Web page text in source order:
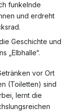
funkelnde
und erdreht
Geschichte und
„Elbhalle“.
vor Ort
(Toiletten) sind
lernt die